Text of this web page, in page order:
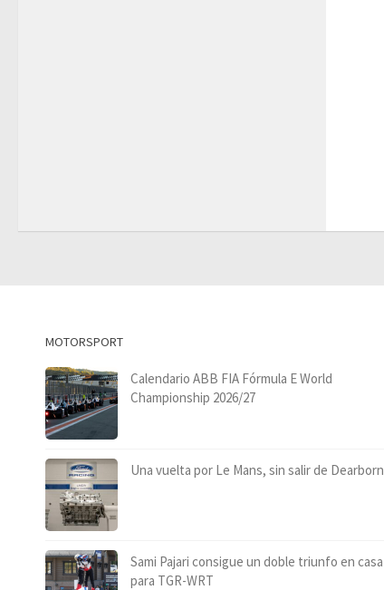
MOTORSPORT
Calendario ABB FIA Fórmula E World
Championship 2026/27
Una vuelta por Le Mans, sin salir de Dearborn
Sami Pajari consigue un doble triunfo en casa
para TGR-WRT